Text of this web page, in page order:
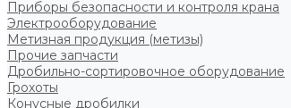
Приборы безопасности и контроля крана
Электрооборудование
Метизная продукция (метизы)
Прочие запчасти
Дробильно-сортировочное оборудование
Грохоты
Конусные дробилки